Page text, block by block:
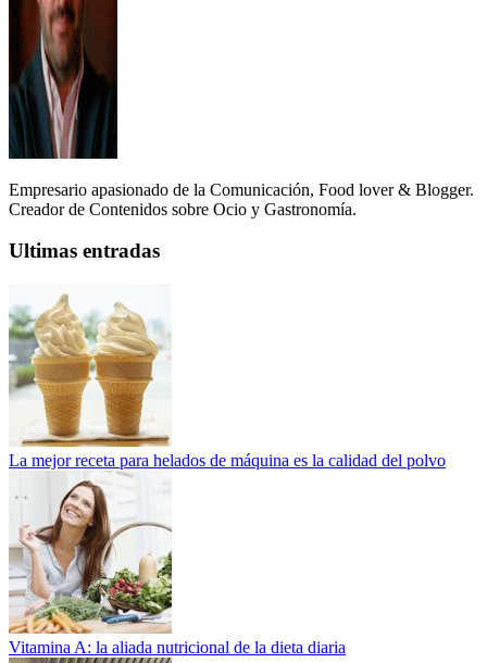
Empresario apasionado de la Comunicación, Food lover & Blogger.
Creador de Contenidos sobre Ocio y Gastronomía.
Ultimas entradas
La mejor receta para helados de máquina es la calidad del polvo
Vitamina A: la aliada nutricional de la dieta diaria